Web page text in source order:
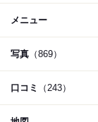
メニュー
写真 （869）
口コミ （243）